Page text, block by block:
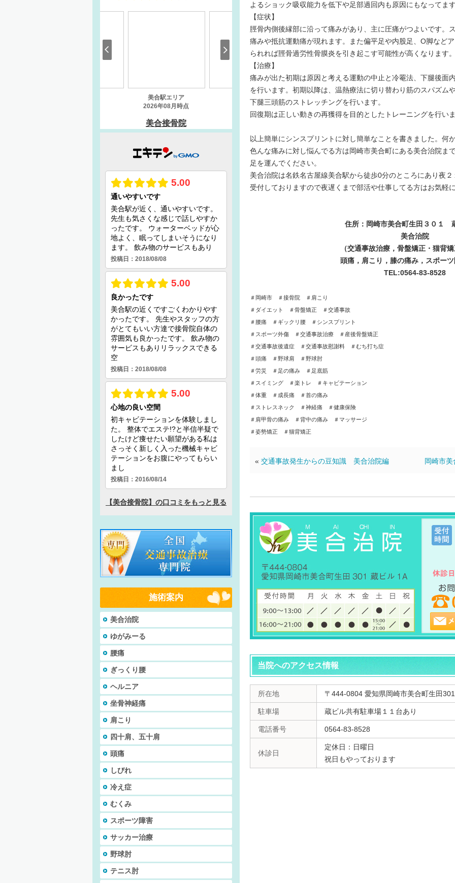
よるショック吸収能力を低下や足部過回内も原因にもなってます
【症状】
脛骨内側後縁部に沿って痛みがあり、主に圧痛がつよいです。
痛みや抵抗運動痛が現れます。また偏平足や内股足、O脚など
られれば脛骨過労性骨膜炎を引き起こす可能性が高くなります。
【治療】
痛みが出た初期は原因と考える運動の中止と冷罨法、下腿後面
を行います。初期以降は、温熱療法に切り替わり筋のスパズム
下腿三頭筋のストレッチングを行います。
回復期は正しい動きの再獲得を目的としたトレーニングを行いま
以上簡単にシンスプリントに対し簡単なことを書きました。何
色んな痛みに対し悩んでる方は岡崎市美合町にある美合治院ま
足を運んでください。
美合治院は名鉄名古屋線美合駅から徒歩0分のところにあり夜
受付しておりますので夜遅くまで部活や仕事してる方はお気軽
住所：岡崎市美合町生田３０１
美合治院
（交通事故治療，骨盤矯正・猫背矯
頭痛，肩こり，膝の痛み，スポーツ
TEL:0564-83-8528
＃岡崎市 ＃接骨院 ＃肩こり
＃ダイエット ＃骨盤矯正 ＃交通事故
＃腰痛 ＃ギックリ腰 ＃シンスプリント
＃スポーツ外傷 ＃交通事故治療 ＃産後骨盤矯正
＃交通事故後遺症 ＃交通事故慰謝料 ＃むち打ち症
＃頭痛 ＃野球肩 ＃野球肘
＃労災 ＃足の痛み ＃足底筋
＃スイミング ＃楽トレ ＃キャビテーション
＃体重 ＃成長痛 ＃首の痛み
＃ストレスネック ＃神経痛 ＃健康保険
＃肩甲骨の痛み ＃背中の痛み ＃マッサージ
＃姿勢矯正 ＃猫背矯正
岡崎市
« 交通事故発生からの豆知識 美合治院編
当院へのアクセス情報
所在地 〒444-0804 愛知県岡崎市美合町生田
駐車場 蔵ビル共有駐車場１１台あり
電話番号 0564-83-8528
休診日
定休日：日曜日
祝日もやっております
施術案内
美合治院
ゆがみーる
腰痛
ぎっくり腰
ヘルニア
坐骨神経痛
肩こり
四十肩、五十肩
頭痛
しびれ
冷え症
むくみ
スポーツ障害
サッカー治療
野球肘
テニス肘